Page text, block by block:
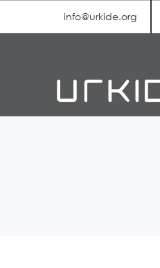
info@urkide.org